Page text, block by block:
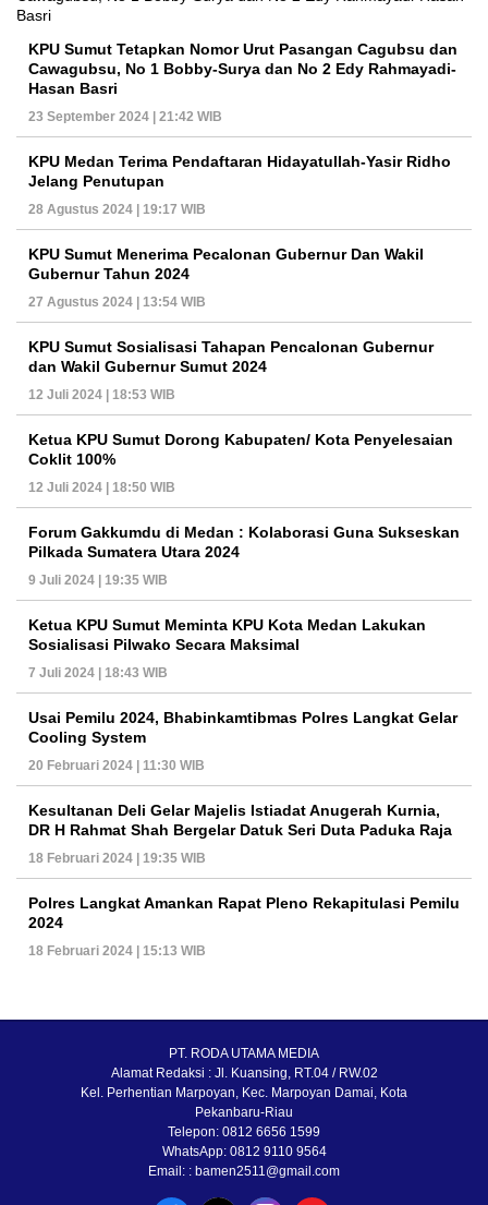
KPU Sumut Tetapkan Nomor Urut Pasangan Cagubsu dan
Cawagubsu, No 1 Bobby-Surya dan No 2 Edy Rahmayadi-
Hasan Basri
23 September 2024 | 21:42 WIB
KPU Medan Terima Pendaftaran Hidayatullah-Yasir Ridho
Jelang Penutupan
28 Agustus 2024 | 19:17 WIB
KPU Sumut Menerima Pecalonan Gubernur Dan Wakil
Gubernur Tahun 2024
27 Agustus 2024 | 13:54 WIB
KPU Sumut Sosialisasi Tahapan Pencalonan Gubernur
dan Wakil Gubernur Sumut 2024
12 Juli 2024 | 18:53 WIB
Ketua KPU Sumut Dorong Kabupaten/ Kota Penyelesaian
Coklit 100%
12 Juli 2024 | 18:50 WIB
Forum Gakkumdu di Medan : Kolaborasi Guna Sukseskan
Pilkada Sumatera Utara 2024
9 Juli 2024 | 19:35 WIB
Ketua KPU Sumut Meminta KPU Kota Medan Lakukan
Sosialisasi Pilwako Secara Maksimal
7 Juli 2024 | 18:43 WIB
Usai Pemilu 2024, Bhabinkamtibmas Polres Langkat Gelar
Cooling System
20 Februari 2024 | 11:30 WIB
Kesultanan Deli Gelar Majelis Istiadat Anugerah Kurnia,
DR H Rahmat Shah Bergelar Datuk Seri Duta Paduka Raja
18 Februari 2024 | 19:35 WIB
Polres Langkat Amankan Rapat Pleno Rekapitulasi Pemilu
2024
18 Februari 2024 | 15:13 WIB
PT. RODA UTAMA MEDIA
Alamat Redaksi : Jl. Kuansing, RT.04 / RW.02
Kel. Perhentian Marpoyan, Kec. Marpoyan Damai, Kota
Pekanbaru-Riau
Telepon: 0812 6656 1599
WhatsApp: 0812 9110 9564
Email: : bamen2511@gmail.com